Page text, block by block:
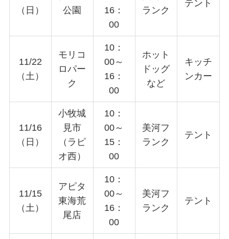
（日）
公園
16：
00
ランク
テント
11/22
（土）
モリコ
ロパー
ク
10：
00～
16：
00
ホット
ドッグ
など
キッチ
ンカー
11/16
（日）
小牧城
見市
（ラピ
オ西）
10：
00～
15：
00
美河フ
ランク
テント
11/15
（土）
アピタ
東海荒
尾店
10：
00～
16：
00
美河フ
ランク
テント